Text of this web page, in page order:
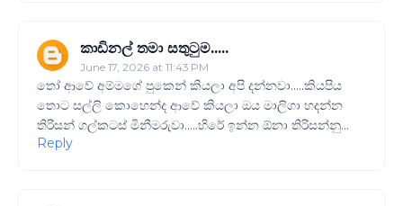
කාඩිනල් තමා සතුටුම.....
June 17, 2026 at 11:43 PM
තෝ ආවේ අම්මගේ පුකෙන් කියලා අපි දන්නවා.....කියපිය
තොට සල්ලි කොහෙන්ද ආවේ කියලා ඔය මාලිගා හදන්න
තිරිසන් ගල්කටස් මිනීමරුවා.....හිරේ ඉන්න ඕනා තිරිසන්නු...
Reply